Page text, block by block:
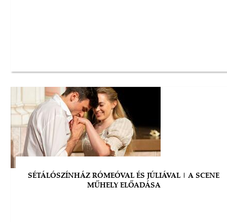
SÉTÁLÓSZÍNHÁZ RÓMEÓVAL ÉS JÚLIÁVAL | A SCENE
MŰHELY ELŐADÁSA